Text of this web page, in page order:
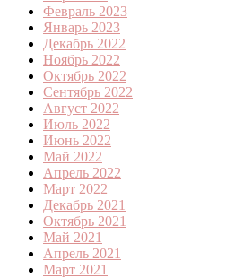
Февраль 2023
Январь 2023
Декабрь 2022
Ноябрь 2022
Октябрь 2022
Сентябрь 2022
Август 2022
Июль 2022
Июнь 2022
Май 2022
Апрель 2022
Март 2022
Декабрь 2021
Октябрь 2021
Май 2021
Апрель 2021
Март 2021